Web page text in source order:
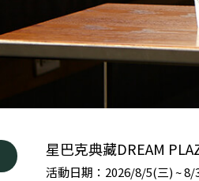
星巴克典藏DREAM
2026/8/5(三) ~ 8/